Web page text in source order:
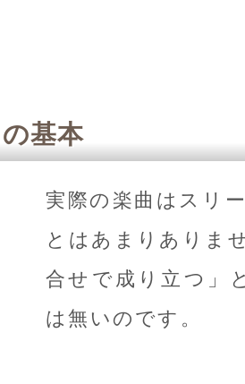
基本
実際の楽曲はスリ
とはあまりありま
合せで成り立つ」
は無いのです。